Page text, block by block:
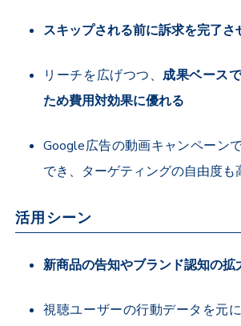
スキップされる前に訴求を完了さ
リーチを広げつつ、成果ベース
ため費用対効果に優れる
Google広告の動画キャンペーン
でき、ターゲティングの自由度も
活用シーン
新商品の告知やブランド認知の拡
視聴ユーザーの行動データを元